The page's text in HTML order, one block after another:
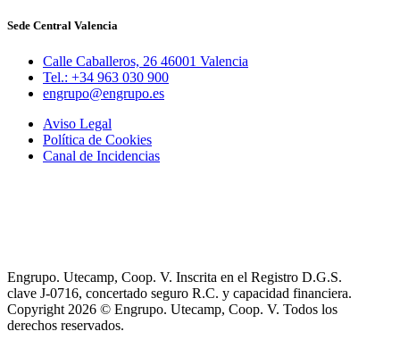
Sede Central Valencia
Calle Caballeros, 26 46001 Valencia
Tel.: +34 963 030 900
engrupo@engrupo.es
Aviso Legal
Política de Cookies
Canal de Incidencias
Engrupo. Utecamp, Coop. V. Inscrita en el Registro D.G.S.
clave J-0716, concertado seguro R.C. y capacidad financiera.
Copyright 2026 © Engrupo. Utecamp, Coop. V. Todos los
derechos reservados.